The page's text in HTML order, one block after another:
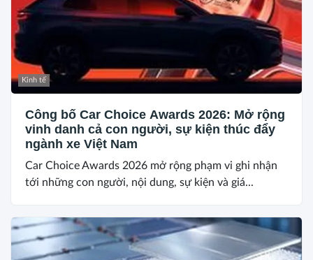
Kinh tế
Công bố Car Choice Awards 2026: Mở rộng
vinh danh cả con người, sự kiện thúc đẩy
ngành xe Việt Nam
Car Choice Awards 2026 mở rộng phạm vi ghi nhận
tới những con người, nội dung, sự kiện và giá...